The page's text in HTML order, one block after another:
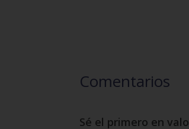
Comentarios
Sé el primero en